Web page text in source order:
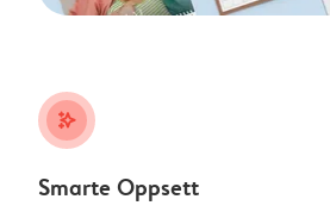
stars_plus
Smarte Oppsett